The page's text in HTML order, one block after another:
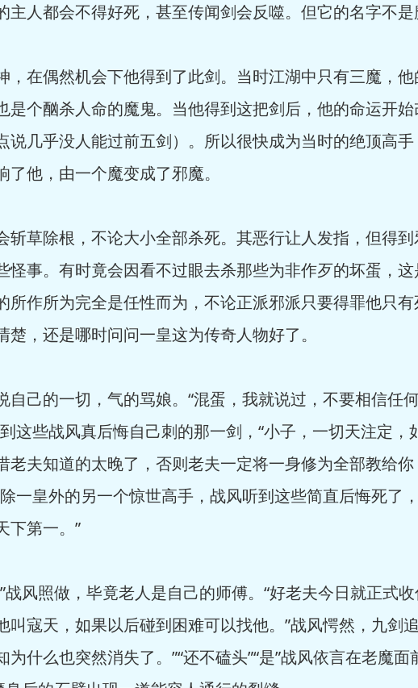
主人都会不得好死，甚至传闻剑会反噬。但它的名字不是
在偶然机会下他得到了此剑。当时江湖中只有三魔，他
是个酗杀人命的魔鬼。当他得到这把剑后，他的命运开
说几乎没人能过前五剑）。所以很快成为当时的绝顶高
他，由一个魔变成了邪魔。
草除根，不论大小全部杀死。其恶行让人发指，但得到
怪事。有时竟会因看不过眼去杀那些为非作歹的坏蛋，这
所作所为完全是任性而为，不论正派邪派只要得罪他只有
，还是哪时问问一皇这为传奇人物好了。
己的一切，气的骂娘。“混蛋，我就说过，不要相信任
这些战风真后悔自己刺的那一剑，“小子，一切天注定
老夫知道的太晚了，否则老夫一定将一身修为全部教给
一皇外的另一个惊世高手，战风听到这些简直后悔死了
下第一。”
风照做，毕竟老人是自己的师傅。“好老夫今日就正式
叫寇天，如果以后碰到困难可以找他。”战风愕然，九剑
什么也突然消失了。”“还不磕头”“是”战风依言在老魔